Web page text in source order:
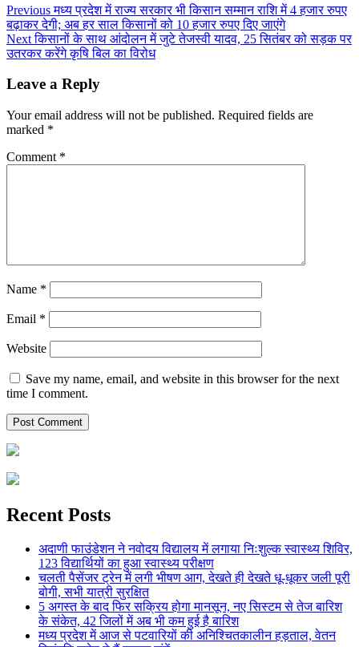
Previousमध्य प्रदेश में राज्य सरकार भी किसान सम्मान राशि में 4 हजार रुपए
बढ़ाकर देगी; अब हर साल किसानों को 10 हजार रुपए दिए जाएंगे
Nextकिसानों के साथ आंदोलन में जुटे तेजस्वी यादव, 25 सितंबर को सड़क पर
उतरकर करेंगे कृषि बिल का विरोध
Leave a Reply
Your email address will not be published. Required fields are
marked *
Comment *
Name *
Email *
Website
Save my name, email, and website in this browser for the next
time I comment.
Recent Posts
अदाणी फाउंडेशन ने नवोदय विद्यालय में लगाया निःशुल्क स्वास्थ्य शिविर,
123 विद्यार्थियों का हुआ स्वास्थ्य परीक्षण
चलती पैसेंजर ट्रेन में लगी भीषण आग, देखते ही देखते धू-धूकर जली पूरी
बोगी, सभी यात्री सुरक्षित
5 अगस्त के बाद फिर सक्रिय होगा मानसून, नए सिस्टम से तेज बारिश
के संकेत, 42 जिलों में अब भी कम हुई है बारिश
मध्य प्रदेश में आज से पटवारियों की अनिश्चितकालीन हड़ताल, वेतन